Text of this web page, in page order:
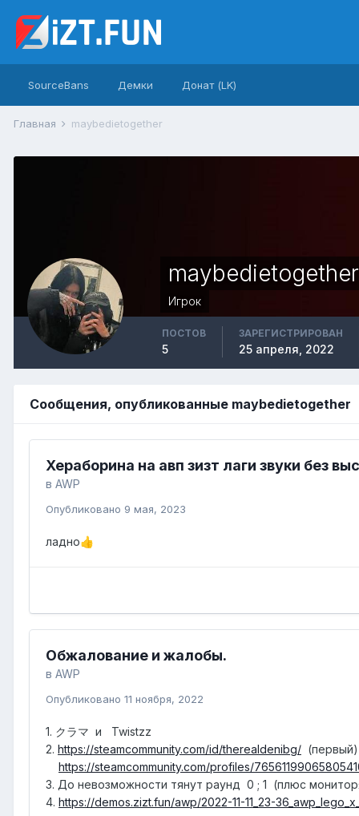
SourceBans Демки Донат (LK)
Главная maybedietogether
maybedietogether
Игрок
ПОСТОВ
5
ЗАРЕГИСТРИРОВАН
25 апреля, 2022
Сообщения, опубликованные maybedietogether
Хераборина на авп зизт лаги звуки без
в AWP
Опубликовано 9 мая, 2023
ладно👍
Обжалование и жалобы.
в AWP
Опубликовано 11 ноября, 2022
1. クラマ и Twistzz
2. https://steamcommunity.com/id/therealdenibg/ (первый)
https://steamcommunity.com/profiles/
3. До невозможности тянут раунд 0 ; 1 (плюс
4. https://demos.zizt.fun/awp/2022-11-11_23-